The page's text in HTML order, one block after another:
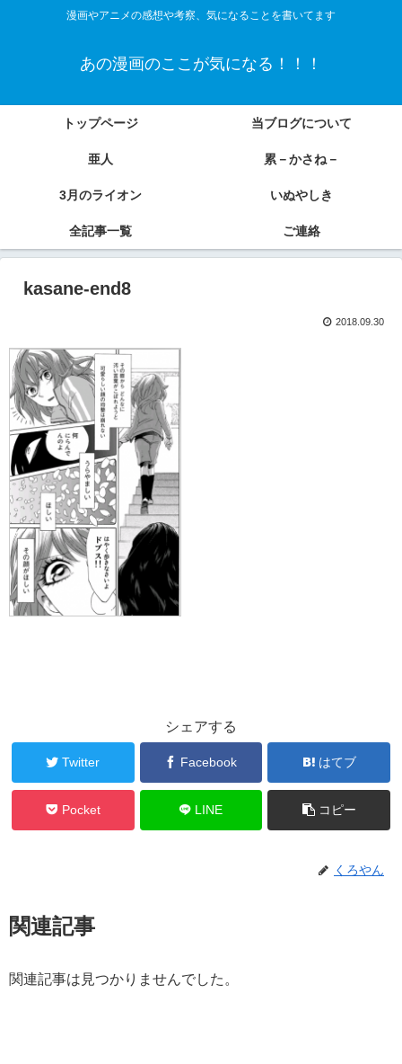
漫画やアニメの感想や考察、気になることを書いてます
あの漫画のここが気になる！！！
トップページ 当ブログについて
亜人 累－かさね－
3月のライオン いぬやしき
全記事一覧 ご連絡
kasane-end8
2018.09.30
シェアする
Twitter Facebook はてブ
Pocket LINE コピー
くろやん
関連記事
関連記事は見つかりませんでした。